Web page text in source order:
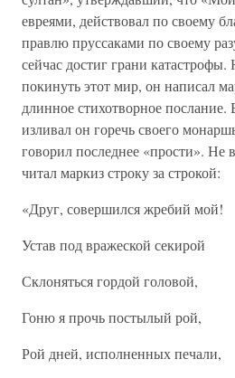
евреями, действовал по своему
правлю пруссаками по своему
сейчас достиг грани
покинуть этот мир, он написал
длинное стихотворное послание.
изливал он горечь своего
говорил последнее «прости». Не
читал маркиз строку за строкой:
«Друг, совершился жребий мой!
Устав под вражеской секирой
Склоняться гордой головой,
Гоню я прочь постылый рой,
Рой дней, исполненных печали,